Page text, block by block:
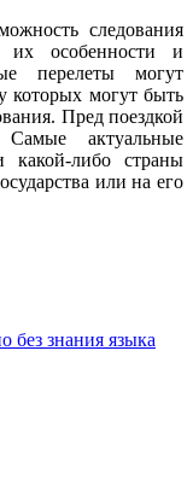
следования
их особенности и
перелеты могут
которых могут быть
Пред поездкой
Самые актуальные
какой-либо страны
или на его
без знания языка